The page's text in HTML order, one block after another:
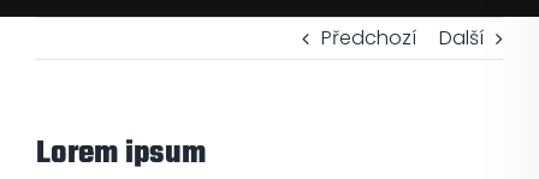
Motocykly
Předchozí Další
Lorem ipsum